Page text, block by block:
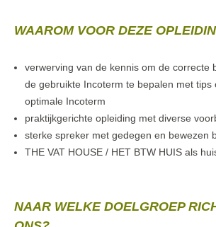
WAAROM VOOR DEZE
verwerving van de kennis om de correcte
de gebruikte Incoterm te bepalen met tips
optimale Incoterm
praktijkgerichte opleiding met diverse
sterke spreker met gedegen en bewezen
THE VAT HOUSE / HET BTW HUIS als
NAAR WELKE DOELGROEP